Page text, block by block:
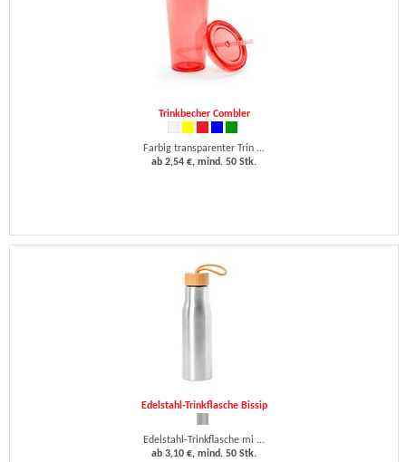
Trinkbecher Combler
Farbig transparenter Trin ...
ab 2,54 €, mind. 50 Stk.
Edelstahl-Trinkflasche Bissip
Edelstahl-Trinkflasche mi ...
ab 3,10 €, mind. 50 Stk.